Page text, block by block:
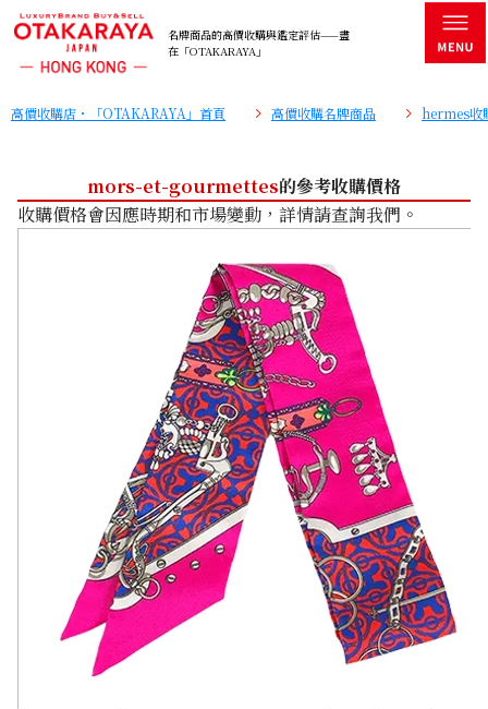
名牌商品的高價收購與鑑定評估——盡
在「OTAKARAYA」
高價收購店・「OTAKARAYA」首頁 高價收購名牌商品 hermes收
mors-et-gourmettes的參考收購價格
收購價格會因應時期和市場變動，詳情請查詢我們。